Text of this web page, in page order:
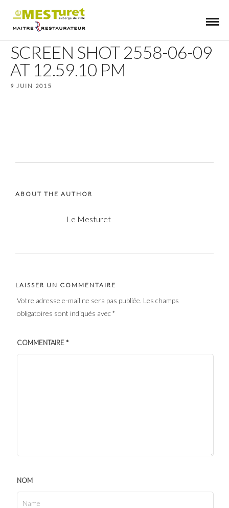
SCREEN SHOT 2558-06-09
AT 12.59.10 PM
9 JUIN 2015
ABOUT THE AUTHOR
Le Mesturet
LAISSER UN COMMENTAIRE
Votre adresse e-mail ne sera pas publiée. Les champs
obligatoires sont indiqués avec*
COMMENTAIRE*
NOM